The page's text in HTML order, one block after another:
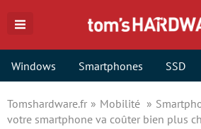
Windows Smartphones SSD
Tomshardware.fr Mobilité
votre smartphone va coûter bien plus